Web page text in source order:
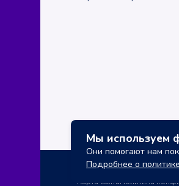
Мы используем
Они помогают нам
Подробнее о
Карта сайтаПолитика